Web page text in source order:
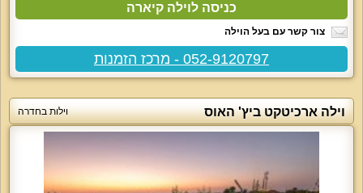
כניסה לוילה קיארה
צור קשר עם בעל הוילה
052-9120797 - מרכז הזמנות
וילה ארכיטקט ביץ' האוס וילות בחדרה